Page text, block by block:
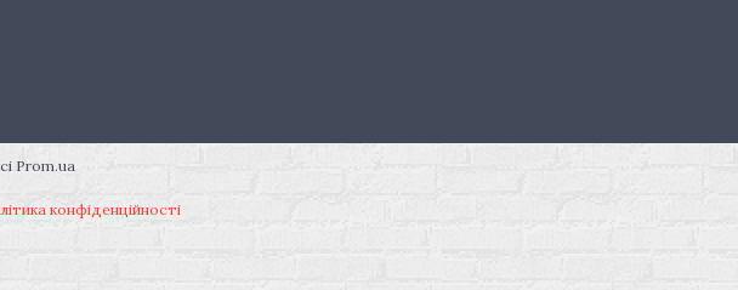
Prom.ua
конфіденційності